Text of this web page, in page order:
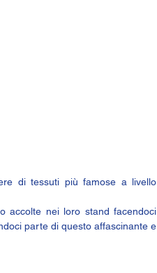
di tessuti più famose a livello
accolte nei loro stand facendoci
parte di questo affascinante e